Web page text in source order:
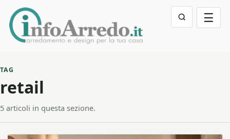
☰
TAG
retail
5 articoli in questa sezione.